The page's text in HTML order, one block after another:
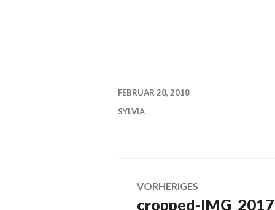
FEBRUAR 28, 2018
SYLVIA
VORHERIGES
Vorheriger
cropped-